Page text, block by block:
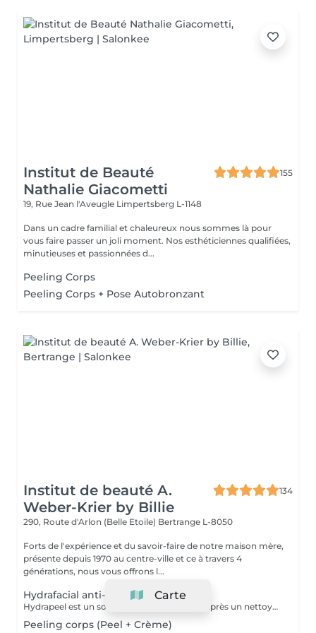
Institut de Beauté
Nathalie Giacometti
155
19, Rue Jean l'Aveugle Limpertsberg L-1148
Dans un cadre familial et chaleureux nous sommes là pour
vous faire passer un joli moment. Nos esthéticiennes qualifiées,
minutieuses et passionnées d...
Peeling Corps
Peeling Corps + Pose Autobronzant
Institut de beauté A.
Weber-Krier by Billie
134
290, Route d'Arlon (Belle Etoile) Bertrange L-8050
Forts de l'expérience et du savoir-faire de notre maison mère,
présente depuis 1970 au centre-ville et ce à travers 4
générations, nous vous offrons l...
Hydrafacial anti-âge
Hydrapeel est un soin esthétique complet. Après un nettoyage de la peau en profondeur grâce au système de Vortex-Fusion. Des résultats immédiats dès la première séance. Les rides et ridules sont lissées, la peau est parfaitement nettoyée, plus douce, lumineuse et redynamisée. *Stimule la désquamation des cellules mortes. *Elimine des comédons, extraction des impuretés *Hydrate -Sature la surface de la peau avec des actifs hydratants et nourrissants intenses. *Cible-Un grand nombre d'options de soins pour répondre aux besoins spécifiques de la peau : Élasticité et fermeté, teint unifié et vitalité, réjuvénation, peaux grasses et congestionnées. Les produits cosmétiques, les sérums booster et les protocoles spécifiques de la gamme Belensa permettent de personnaliser les soins Hydrapeel PRO pour traiter les différentes conditions cutanées. *Ultrasons Augmentent l'absorption des actifs cosmétiques et favorisent la microcirculation, pour atténuer les rides et les ridules. EMS bipolaire Tonifie la peau en stimulant les muscles sous- jacents Spray de solution oxygénée Pour améliorer l'hydratation et la vitalité de la peau. *Marteau froid -Resserrement des pores et vasoconstriction pour éliminer les rougeurs et estomper les cernes. *Spatule vibrante
Peeling corps (Peel + Crème)
Carte